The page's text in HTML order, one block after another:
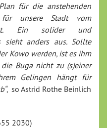
für die anstehenden
unsere Stadt vom
Ein solider und
sieht anders aus. Sollte
Kowo werden, ist es ihm
Buga nicht zu (s)einer
Gelingen hängt für
, so Astrid Rothe Beinlich
2030)